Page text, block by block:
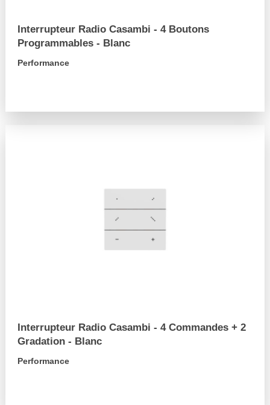
Interrupteur Radio Casambi - 4 Boutons
Programmables - Blanc
Performance
Interrupteur Radio Casambi - 4 Commandes + 2
Gradation - Blanc
Performance